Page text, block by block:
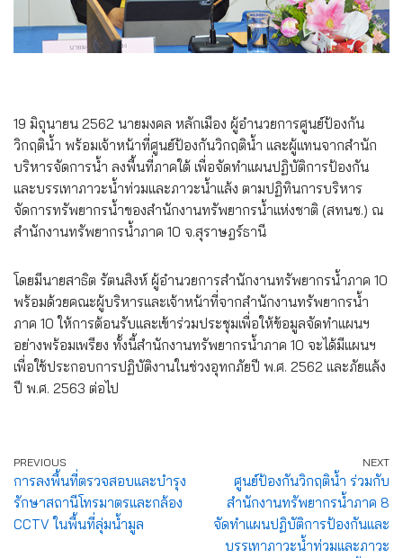
19 มิถุนายน 2562 นายมงคล หลักเมือง ผู้อำนวยการศูนย์ป้องกัน
วิกฤติน้ำ พร้อมเจ้าหน้าที่ศูนย์ป้องกันวิกฤติน้ำ และผู้แทนจากสำนัก
บริหารจัดการน้ำ ลงพื้นที่ภาคใต้ เพื่อจัดทำแผนปฏิบัติการป้องกัน
และบรรเทาภาวะน้ำท่วมและภาวะน้ำแล้ง ตามปฏิทินการบริหาร
จัดการทรัพยากรน้ำของสำนักงานทรัพยากรน้ำแห่งชาติ (สทนช.) ณ
สำนักงานทรัพยากรน้ำภาค 10 จ.สุราษฎร์ธานี
โดยมีนายสาธิต รัตนสิงห์ ผู้อำนวยการสำนักงานทรัพยากรน้ำภาค 10
พร้อมด้วยคณะผู้บริหารและเจ้าหน้าที่จากสำนักงานทรัพยากรน้ำ
ภาค 10 ให้การต้อนรับและเข้าร่วมประชุมเพื่อให้ข้อมูลจัดทำแผนฯ
อย่างพร้อมเพรียง ทั้งนี้สำนักงานทรัพยากรน้ำภาค 10 จะได้มีแผนฯ
เพื่อใช้ประกอบการปฏิบัติงานในช่วงอุทกภัยปี พ.ศ. 2562 และภัยแล้ง
ปี พ.ศ. 2563 ต่อไป
PREVIOUS
การลงพื้นที่ตรวจสอบและบำรุง
รักษาสถานีโทรมาตรและกล้อง
CCTV ในพื้นที่ลุ่มน้ำมูล
NEXT
ศูนย์ป้องกันวิกฤติน้ำ ร่วมกับ
สำนักงานทรัพยากรน้ำภาค 8
จัดทำแผนปฏิบัติการป้องกันและ
บรรเทาภาวะน้ำท่วมและภาวะ